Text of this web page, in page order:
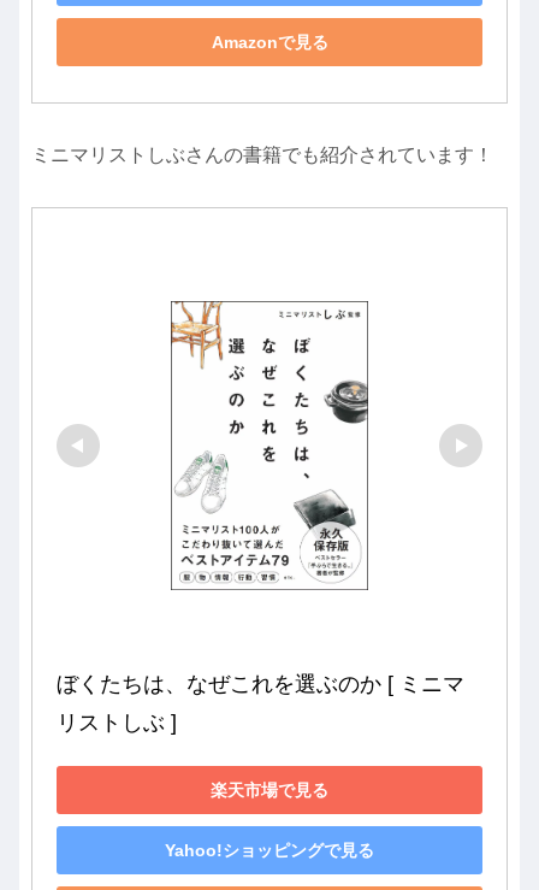
Amazonで見る
ミニマリストしぶさんの書籍でも紹介されています！
ぼくたちは、なぜこれを選ぶのか [ ミニマ
リストしぶ ]
楽天市場で見る
Yahoo!ショッピングで見る